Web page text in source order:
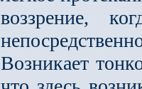
воззрение,
Возникает